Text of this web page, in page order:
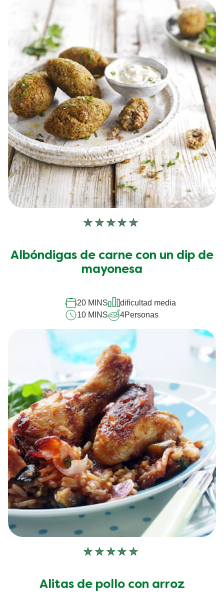
No
enviado
calificaciones
recipe
Albóndigas de carne con un dip de
mayonesa
20 MINS
dificultad media
10 MINS
4Personas
No
enviado
Alitas de pollo con arroz